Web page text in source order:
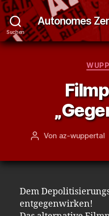
Suchen
Autonomes
Beitragsautor
Von az-wuppertal
Dem
entgegenwirken!